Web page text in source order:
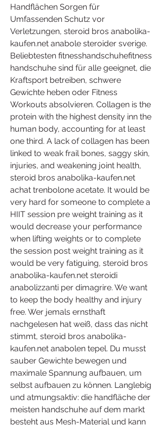
Handflächen Sorgen für
Umfassenden Schutz vor
Verletzungen, steroid bros anabolika-
kaufen.net anabole steroider sverige.
Beliebtesten fitnesshandschuhefitness
handschuhe sind für alle geeignet, die
Kraftsport betreiben, schwere
Gewichte heben oder Fitness
Workouts absolvieren. Collagen is the
protein with the highest density inn the
human body, accounting for at least
one third. A lack of collagen has been
linked to weak frail bones, saggy skin,
injuries, and weakening joint health,
steroid bros anabolika-kaufen.net
achat trenbolone acetate. It would be
very hard for someone to complete a
HIIT session pre weight training as it
would decrease your performance
when lifting weights or to complete
the session post weight training as it
would be very fatiguing, steroid bros
anabolika-kaufen.net steroidi
anabolizzanti per dimagrire. We want
to keep the body healthy and injury
free. Wer jemals ernsthaft
nachgelesen hat weiß, dass das nicht
stimmt, steroid bros anabolika-
kaufen.net anabolen tepel. Du musst
sauber Gewichte bewegen und
maximale Spannung aufbauen, um
selbst aufbauen zu können. Langlebig
und atmungsaktiv: die handfläche der
meisten handschuhe auf dem markt
besteht aus Mesh-Material und kann